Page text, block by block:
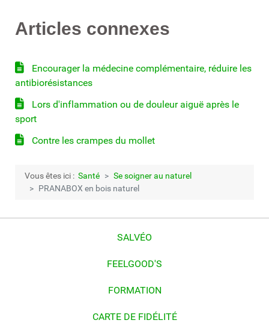
Articles connexes
Encourager la médecine complémentaire, réduire les
antibiorésistances
Lors d'inflammation ou de douleur aiguë après le
sport
Contre les crampes du mollet
Vous êtes ici : Santé
Se soigner au naturel
PRANABOX en bois naturel
SALVÉO
FEELGOOD'S
FORMATION
CARTE DE FIDÉLITÉ